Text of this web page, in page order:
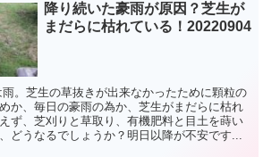
降り続いた豪雨が原因？芝生が
まだらに枯れている！20220904
芝生の草抜きが出来なかったために顆粒の
か、毎日の豪雨の為か、芝生がまだらに枯れ
ず、芝刈りと草取り、有機肥料と目土を蒔い
どうなるでしょうか？明日以降が不安です...